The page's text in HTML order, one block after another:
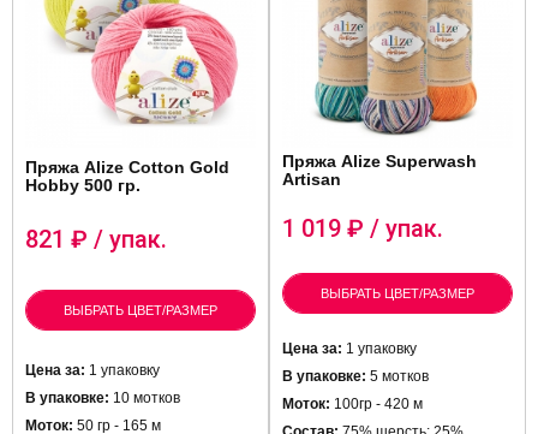
Пряжа Alize Cotton Gold
Hobby 500 гр.
821 ₽ / упак.
ВЫБРАТЬ ЦВЕТ/РАЗМЕР
Цена за: 1 упаковку
В упаковке: 10 мотков
Моток: 50 гр - 165 м
Пряжа Alize Superwash
Artisan
1 019 ₽ / упак.
ВЫБРАТЬ ЦВЕТ/РАЗМЕР
Цена за: 1 упаковку
В упаковке: 5 мотков
Моток: 100гр - 420 м